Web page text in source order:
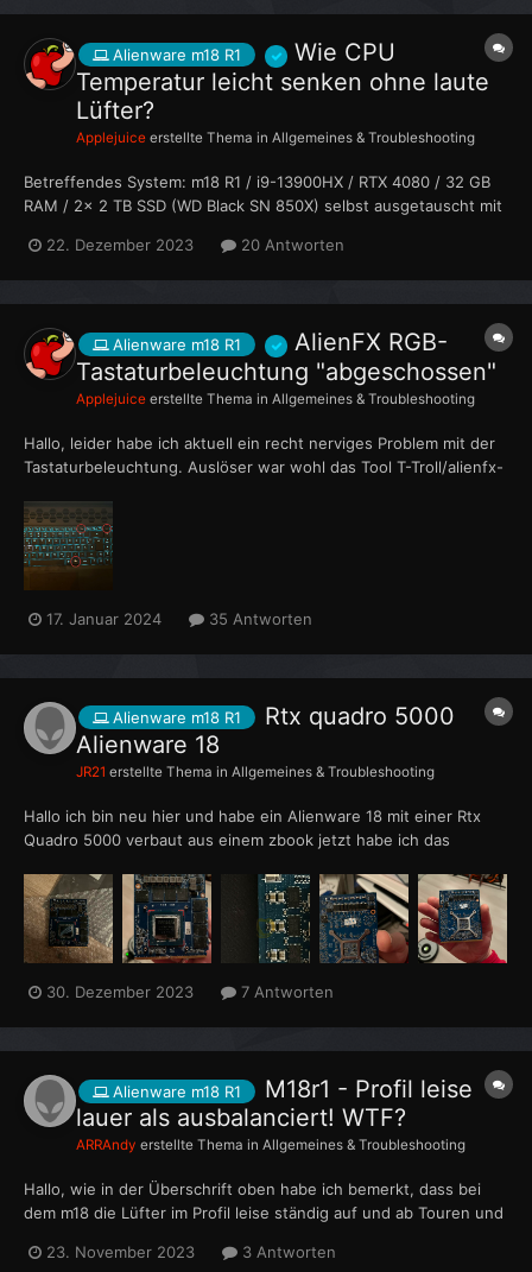
Alienware m18 R1
Wie CPU
Temperatur leicht senken ohne laute
Lüfter?
Applejuice erstellte Thema in Allgemeines & Troubleshooting
Betreffendes System: m18 R1 / i9-13900HX / RTX 4080 / 32 GB
RAM / 2x 2 TB SSD (WD Black SN 850X) selbst ausgetauscht mit
Community, ich bin neu hier an Board und habe direkt eine Frage
zu meinem m18 R1.... Ich bitte um Nachsicht mich...
22. Dezember 2023 20 Antworten
Alienware m18 R1
AlienFX RGB-
Tastaturbeleuchtung "abgeschossen"
Applejuice erstellte Thema in Allgemeines & Troubleshooting
Hallo, leider habe ich aktuell ein recht nerviges Problem mit der
Tastaturbeleuchtung. Auslöser war wohl das Tool T-Troll/alienfx-
AWCC auszukommen und ggf. die CPU thermisch zu reduzieren
ohne zu aktive Lüfter. Das Vorhaben habe ich...
17. Januar 2024 35 Antworten
Alienware m18 R1
Rtx quadro 5000
Alienware 18
JR21 erstellte Thema in Allgemeines & Troubleshooting
Hallo ich bin neu hier und habe ein Alienware 18 mit einer Rtx
Quadro 5000 verbaut aus einem zbook jetzt habe ich das
zocken der irreperabler directx Fehler kommt aber nur bei neuen
cod mw3 könnte man das bauteil ersetzen ich hab da keine Ah...
30. Dezember 2023 7 Antworten
Alienware m18 R1
M18r1 - Profil leise
lauer als ausbalanciert! WTF?
ARRAndy erstellte Thema in Allgemeines & Troubleshooting
Hallo, wie in der Überschrift oben habe ich bemerkt, dass bei
dem m18 die Lüfter im Profil leise ständig auf und ab Touren und
verhalten sich die Lüfter viel besser dh. Sie regeln nicht so weit
23. November 2023 3 Antworten